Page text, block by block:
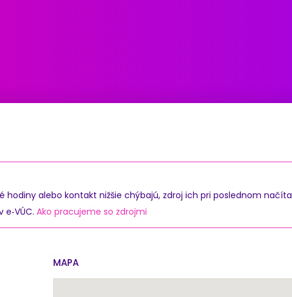
alebo kontakt nižšie chýbajú, zdroj ich pri poslednom
Ako pracujeme so zdrojmi
MAPA